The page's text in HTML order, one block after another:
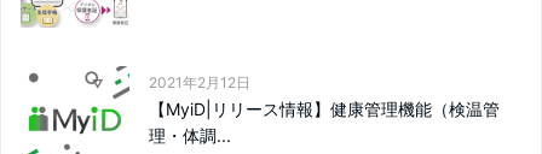
2021年2月12日
【MyiD|リリース情報】健康管理機能（検温管
理・体調...